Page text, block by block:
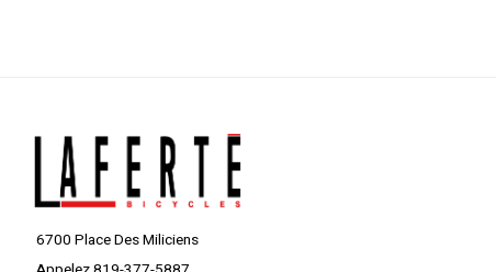
6700 Place Des Miliciens